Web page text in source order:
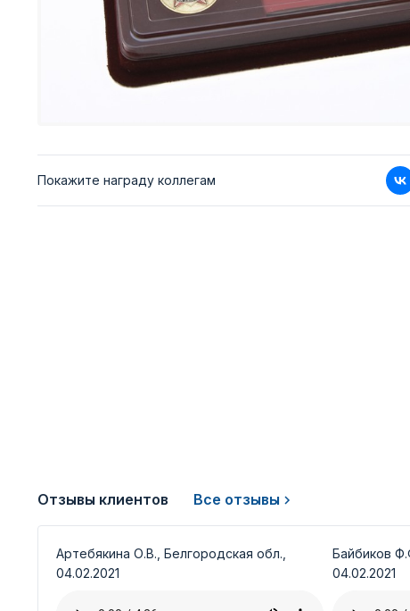
Покажите награду коллегам
Отзывы клиентов Все отзывы
Артебякина О.В., Белгородская обл.,
04.02.2021
Байбиков
04.02.2021